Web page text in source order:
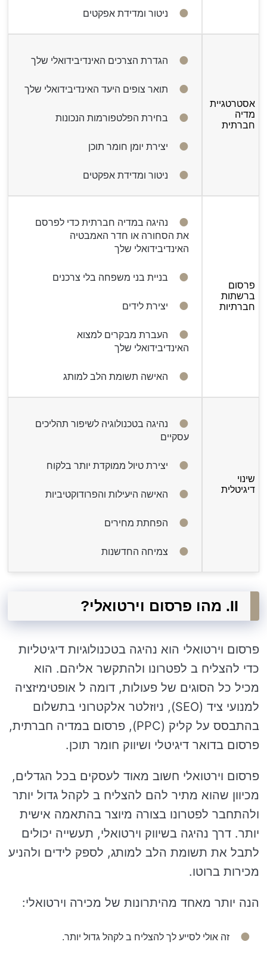
ניטור ומדידת אפקטים
אסטרטגיית
מדיה
חברתית
הגדרת הצרכים האינדיבידואלי שלך
תואר צופים היעד האינדיבידואלי שלך
בחירת הפלטפורמות הנכונות
יצירת יומן חומר תוכן
ניטור ומדידת אפקטים
פרסום
ברשתות
חברתיות
נהיגה במדיה חברתית כדי לפרסם
את הסחורה או חדר האמבטיה
האינדיבידואלי שלך
בניית בני משפחה בלי צרכנים
יצירת לידים
העברת מבקרים למצוא
האינדיבידואלי שלך
האישה תשומת הלב למותג
שינוי
דיגיטלית
נהיגה בטכנולוגיה לשיפור תהליכים
עסקיים
יצירת טיול ממוקדת יותר בלקוח
האישה היעילות והפרודוקטיביות
הפחתת מחירים
צמיחה החדשנות
II. מהו פרסום וירטואלי?
פרסום וירטואלי הוא נהיגה בטכנולוגיות דיגיטליות
כדי להצליח ב לפטרונו ולהתקשר אליהם. הוא
מכיל כל הסוגים של פעולות, דומה ל אופטימיזציה
למנועי ציד (SEO), ניוזלטר אלקטרוני בתשלום
בהתבסס על קליק (PPC), פרסום במדיה חברתית,
פרסום בדואר דיגיטלי ושיווק חומר תוכן.
פרסום וירטואלי חשוב מאוד לעסקים בכל הגדלים,
מכיוון שהוא מתיר להם להצליח ב לקהל גדול יותר
ולהתחבר לפטרונו בצורה מיוצר בהתאמה אישית
יותר. דרך נהיגה בשיווק וירטואלי, תעשייה יכולים
לתבל את תשומת הלב למותג, לספק לידים ולהניע
מכירות ברוטו.
הנה יותר מאחד מהיתרונות של מכירה וירטואלי:
זה אולי לסייע לך להצליח ב לקהל גדול יותר.